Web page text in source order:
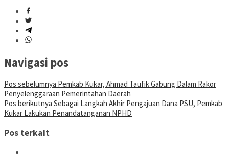
Navigasi pos
Pos sebelumnya Pemkab Kukar, Ahmad Taufik Gabung Dalam Rakor
Penyelenggaraan Pemerintahan Daerah
Pos berikutnya Sebagai Langkah Akhir Pengajuan Dana PSU, Pemkab
Kukar Lakukan Penandatanganan NPHD
Pos terkait